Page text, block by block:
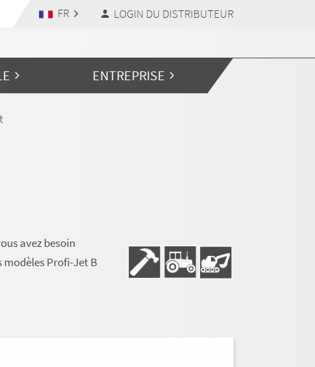
FR LOGIN DU DISTRIBUTEUR
ENTREPRISE
avez besoin
Profi-Jet B